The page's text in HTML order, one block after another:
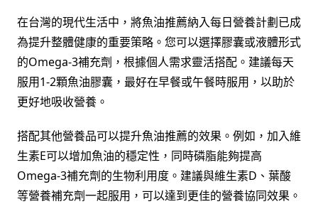
在台灣的現代生活中，將魚油推薦納入每日營養計劃已成
為提升整體健康的重要策略。您可以選擇膠囊或液體形式
的Omega-3補充劑，根據個人需求靈活搭配。建議每天
服用1-2顆魚油膠囊，最好在早餐或午餐時服用，以助於
更好地吸收營養。
搭配其他營養品可以提升魚油推薦的效果。例如，加入維
生素E可以增加魚油的穩定性，同時磷脂能夠提高
Omega-3補充劑的生物利用度。建議與維生素D、葉酸
等營養補充劑一起服用，可以達到更佳的營養協同效果。